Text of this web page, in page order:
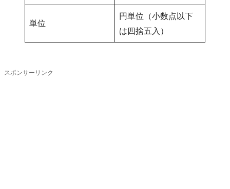
単位
円単位（小数点以下
は四捨五入）
スポンサーリンク